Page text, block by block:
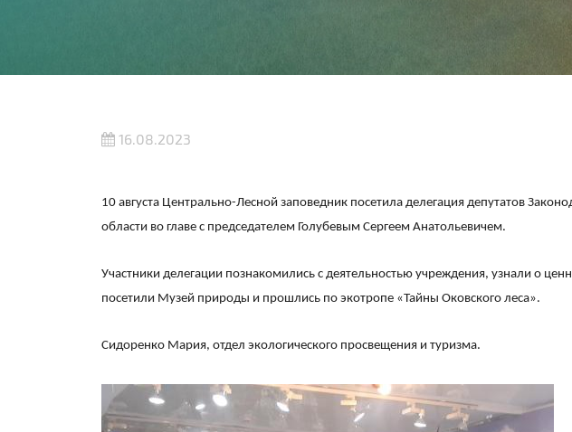
16.08.2023
10 августа Центрально-Лесной заповедник посетила делегация депутатов
области во главе с председателем Голубевым Сергеем Анатольевичем.
Участники делегации познакомились с деятельностью учреждения, узнали о
посетили Музей природы и прошлись по экотропе «Тайны Оковского леса».
Сидоренко Мария, отдел экологического просвещения и туризма.